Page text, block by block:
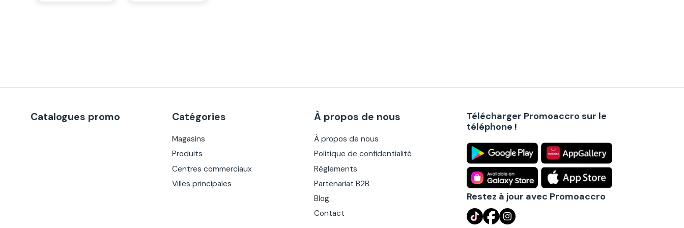
Catalogues promo Catégories
Magasins
Produits
Centres commerciaux
Villes principales
À propos de nous
À propos de nous
Politique de confidentialité
Règlements
Partenariat B2B
Blog
Contact
Télécharger Promoaccro sur le
téléphone !
Restez à jour avec Promoaccro